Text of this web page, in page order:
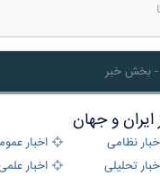
و جهان
نظامی
اخبار عمومی
تحلیلی
اخبار علمی